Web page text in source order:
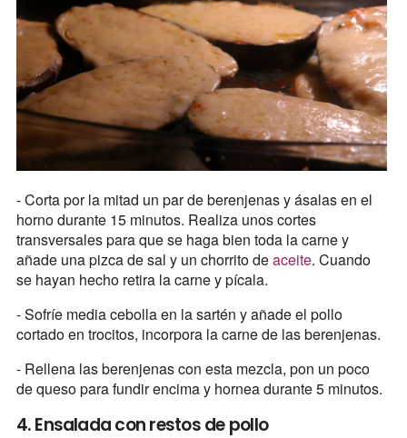
- Corta por la mitad un par de berenjenas y ásalas en el
horno durante 15 minutos. Realiza unos cortes
transversales para que se haga bien toda la carne y
añade una pizca de sal y un chorrito deaceite. Cuando
se hayan hecho retira la carne y pícala.
- Sofríe media cebolla en la sartén y añade el pollo
cortado en trocitos, incorpora la carne de las berenjenas.
- Rellena las berenjenas con esta mezcla, pon un poco
de queso para fundir encima y hornea durante 5 minutos.
4. Ensalada con restos de pollo